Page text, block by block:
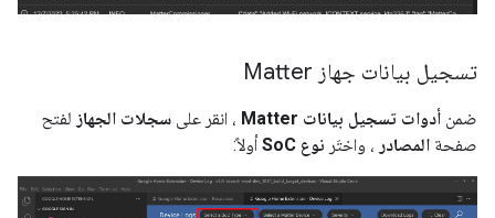
تسجيل بيانات جهاز Matter
ضمن أدوات تسجيل بيانات Matter ، انقر على سجلات الجهاز لفتح
صفحة المصادر ، واختَر نوع SoC أولاً: